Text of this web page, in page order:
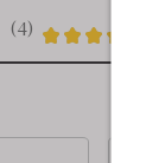
(4) 4
4